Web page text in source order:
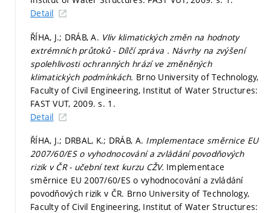
Detail
ŘÍHA, J.; DRÁB, A. Vliv klimatických změn na hodnoty
extrémních průtoků - Dílčí zpráva . Návrhy na zvýšení
spolehlivosti ochranných hrází ve změněných
klimatických podmínkách. Brno University of Technology,
Faculty of Civil Engineering, Institut of Water Structures:
FAST VUT, 2009.s. 1.
Detail
ŘÍHA, J.; DRBAL, K.; DRÁB, A. Implementace směrnice EU
2007/60/ES o vyhodnocování a zvládání povodňových
rizik v ČR - učební text kurzu CŽV. Implementace
směrnice EU 2007/60/ES o vyhodnocování a zvládání
povodňových rizik v ČR. Brno University of Technology,
Faculty of Civil Engineering, Institut of Water Structures: